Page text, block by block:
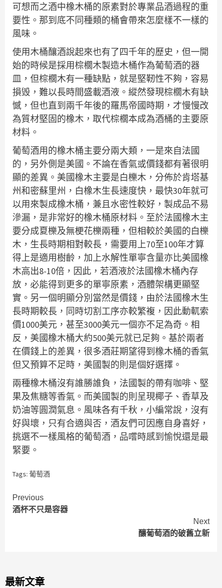
可想而之酒中橡木桶的原素對於專業品酒過程的重
要性。那到底不同種類的桶會帶來怎麼樣不一樣的
風味。
使用木桶釀酒說起來也有了四千年的歷史，但一開
始的時候是採用棕櫚木製造木桶作為葡萄酒的器
皿，但棕櫚木有一種缺點，就是堅靭性不夠，容易
損毁，難以長時間盛載酒液。縱然發現棕櫚木有缺
憾，但也直到兩千年後的羅馬帝國時期，才慢慢改
為質材堅固的橡木，取代棕櫚本成為酒桶的主要原
材料。
葡萄酒用的橡木桶主要分兩大類，一是來自法國
的，另外側是美國。不論在香氣或價錢都有著很明
顯的差異。美國橡木主要是白櫟木，分佈於肯塔基
州和密蘇里州，白橡木生長速度快，最快30年就可
以用來製成橡木桶，兼且水密性較好，製成品不易
滲漏，是非常好的橡木桶原材料。至於法國橡木主
要分成夏櫟及無梗花櫟兩種，但相較於美國的白櫟
木，生長時期相對較長，需要用上70至100年才算
得上是適用樹齡，加上水解性單寧含量亦比美國橡
木高出8-10倍，因此，若酒液於法國橡木桶內存
放，必能得到更多的單寧原素，酒體架構更顯堅
實。另一個明顯分別當然是價錢，由於法國橡木生
長時期較長，同時切割工序亦較繁複，因此動軏索
價1000美元，甚至3000美元一個亦不足為奇。相
反，美國橡木桶大約500美元就已足夠。基於兩者
在價錢上的差異，很多酒莊期望得到橡木桶的香氣
但又預算不足時，美國製的則是個好選擇。
兩種橡木桶沒有誰勝誰負，法國製的帶有咖啡、堅
果及焦糖等香氣。而美國製的則呈現椰子、香草及
奶油等圓潤氣息。風味各有千秋，小編常說，沒有
好與壞，只有合適與否，酒友們可因應自身喜好，
挑選不一樣風格的葡萄酒，品嚐時感到愉悅還是最
緊要。
Tags: 葡萄酒
Continue
Reading
Previous
酒杯不只是容器
Next
釀葡萄酒的破舊立新
最新文章